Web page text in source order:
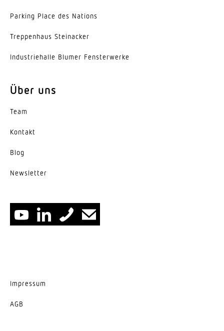
5 Jahre
Umgebenes Produkt mit integrierter Lichtquelle
Parking Place des Nations
Trep­penhaus Steinacker
Indus­trie­halle Blumer Fensterwerke
Über uns
Team
Kontakt
Blog
News­letter
Impressum
AGB